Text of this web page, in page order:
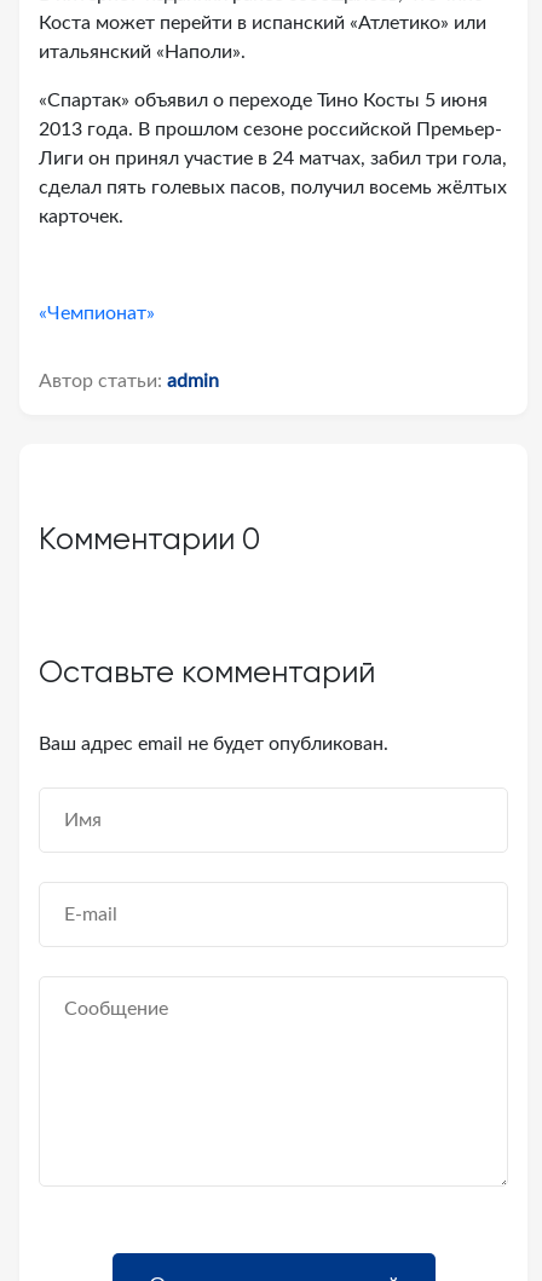
Коста может перейти в испанский «Атлетико» или
итальянский «Наполи».
«Спартак» объявил о переходе Тино Косты 5 июня
2013 года. В прошлом сезоне российской Премьер-
Лиги он принял участие в 24 матчах, забил три гола,
сделал пять голевых пасов, получил восемь жёлтых
карточек.
«Чемпионат»
Автор статьи: admin
Комментарии 0
Оставьте комментарий
Ваш адрес email не будет опубликован.